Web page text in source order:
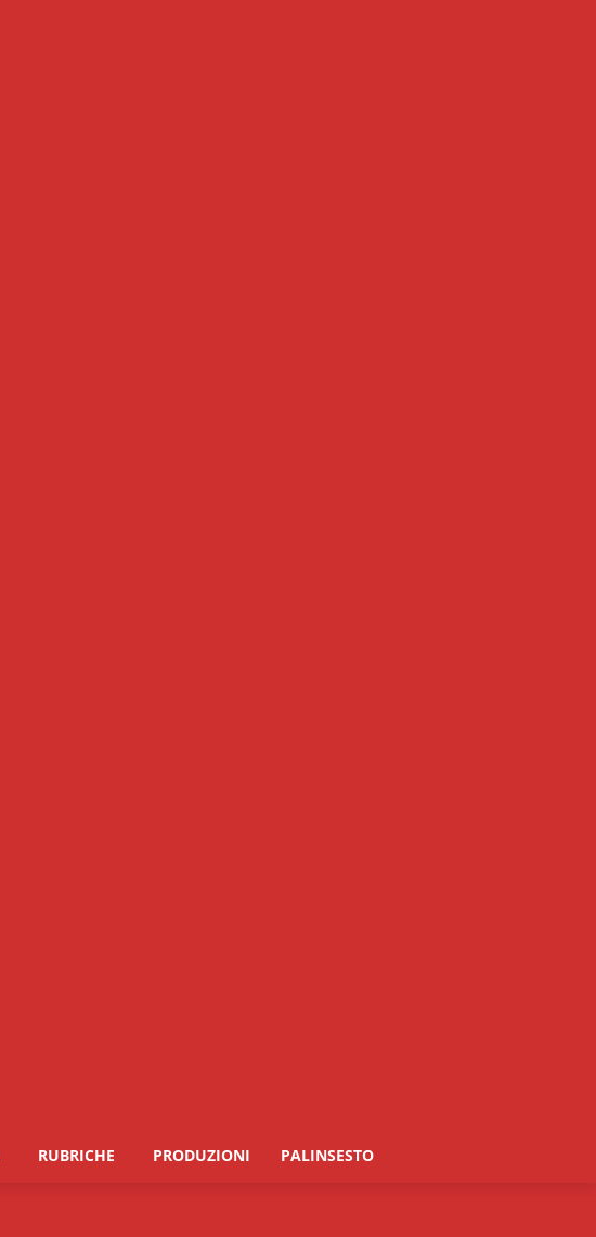
RUBRICHE PRODUZIONI PALINSESTO